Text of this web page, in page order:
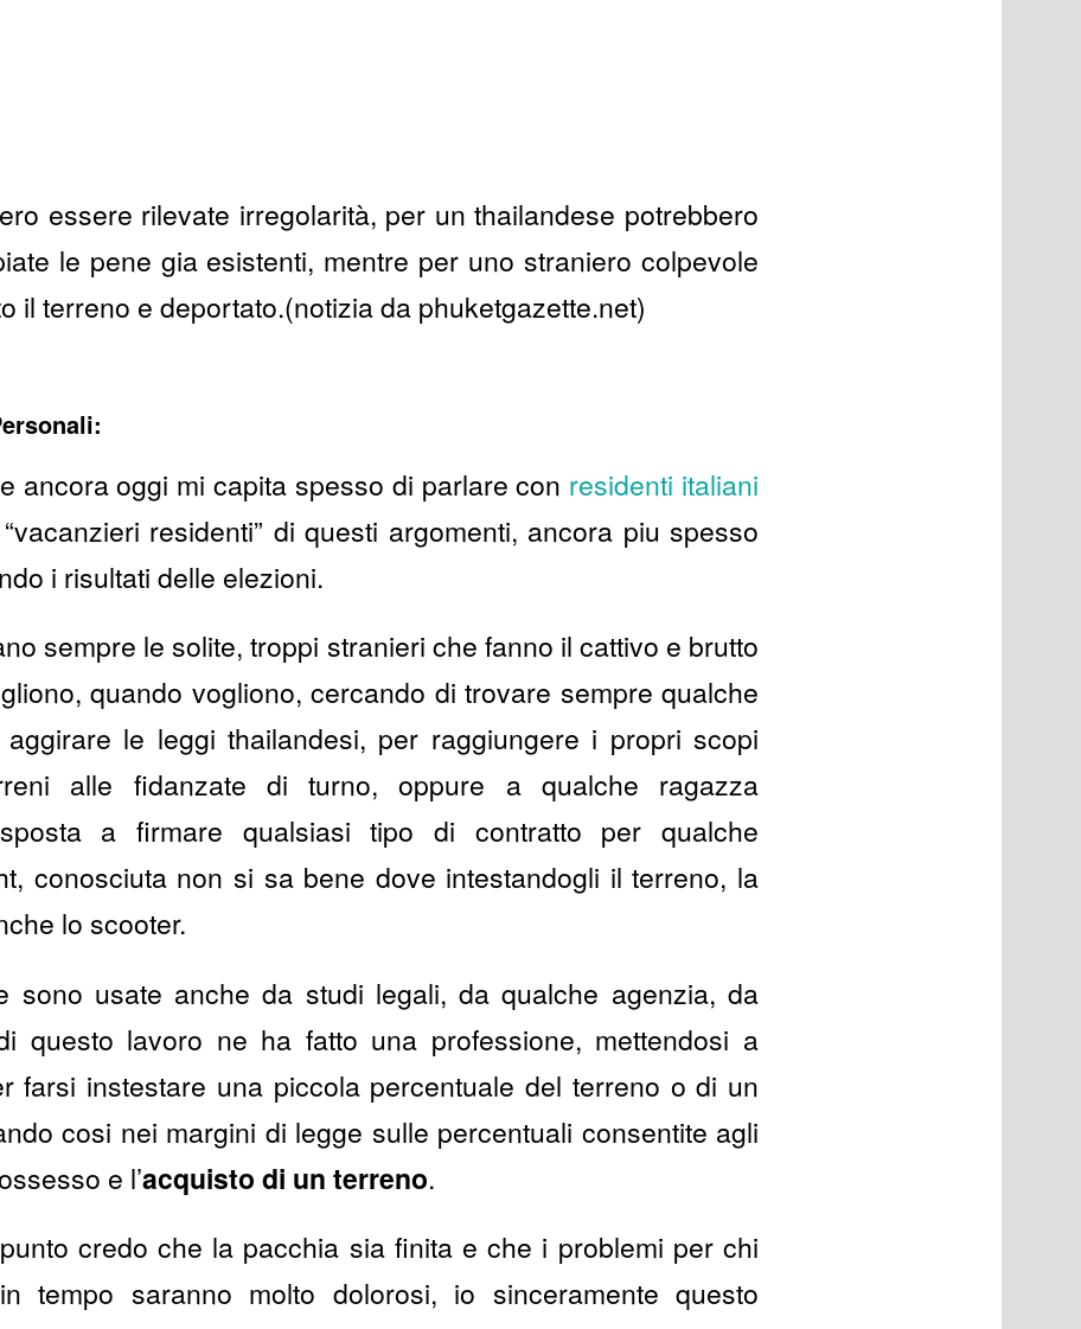
essere rilevate irregolarità, per un thailandese potrebbero
le pene gia esistenti, mentre per uno straniero colpevole
il terreno e deportato.(notizia da phuketgazette.net)
ancora oggi mi capita spesso di parlare con residenti italiani
residenti” di questi argomenti, ancora piu spesso
i risultati delle elezioni.
sempre le solite, troppi stranieri che fanno il cattivo e brutto
quando vogliono, cercando di trovare sempre qualche
le leggi thailandesi, per raggiungere i propri scopi
alle fidanzate di turno, oppure a qualche ragazza
a firmare qualsiasi tipo di contratto per qualche
conosciuta non si sa bene dove intestandogli il terreno, la
lo scooter.
sono usate anche da studi legali, da qualche agenzia, da
questo lavoro ne ha fatto una professione, mettendosi a
farsi instestare una piccola percentuale del terreno o di un
cosi nei margini di legge sulle percentuali consentite agli
e l’acquisto di un terreno.
credo che la pacchia sia finita e che i problemi per chi
tempo saranno molto dolorosi, io sinceramente questo